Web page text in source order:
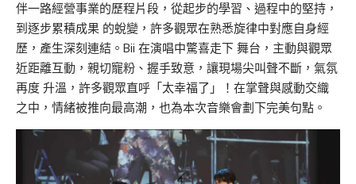
伴一路經營事業的歷程片段，從起步的學習、過程中的堅持，
到逐步累積成果 的蛻變，許多觀眾在熟悉旋律中對應自身經
歷，產生深刻連結。 Bii 在演唱中驚喜走下 舞台，主動與觀眾
近距離互動，親切寵粉、握手致意，讓現場尖叫聲不斷，氣氛
再度 升溫，許多觀眾直呼「太幸福了」！在掌聲與感動交織
之中，情緒被推向最高潮，也為本次音樂會劃下完美句點。